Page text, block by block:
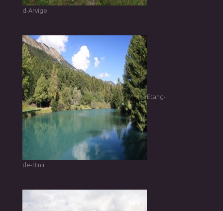
d-Arvige
Etang-
de-Binii